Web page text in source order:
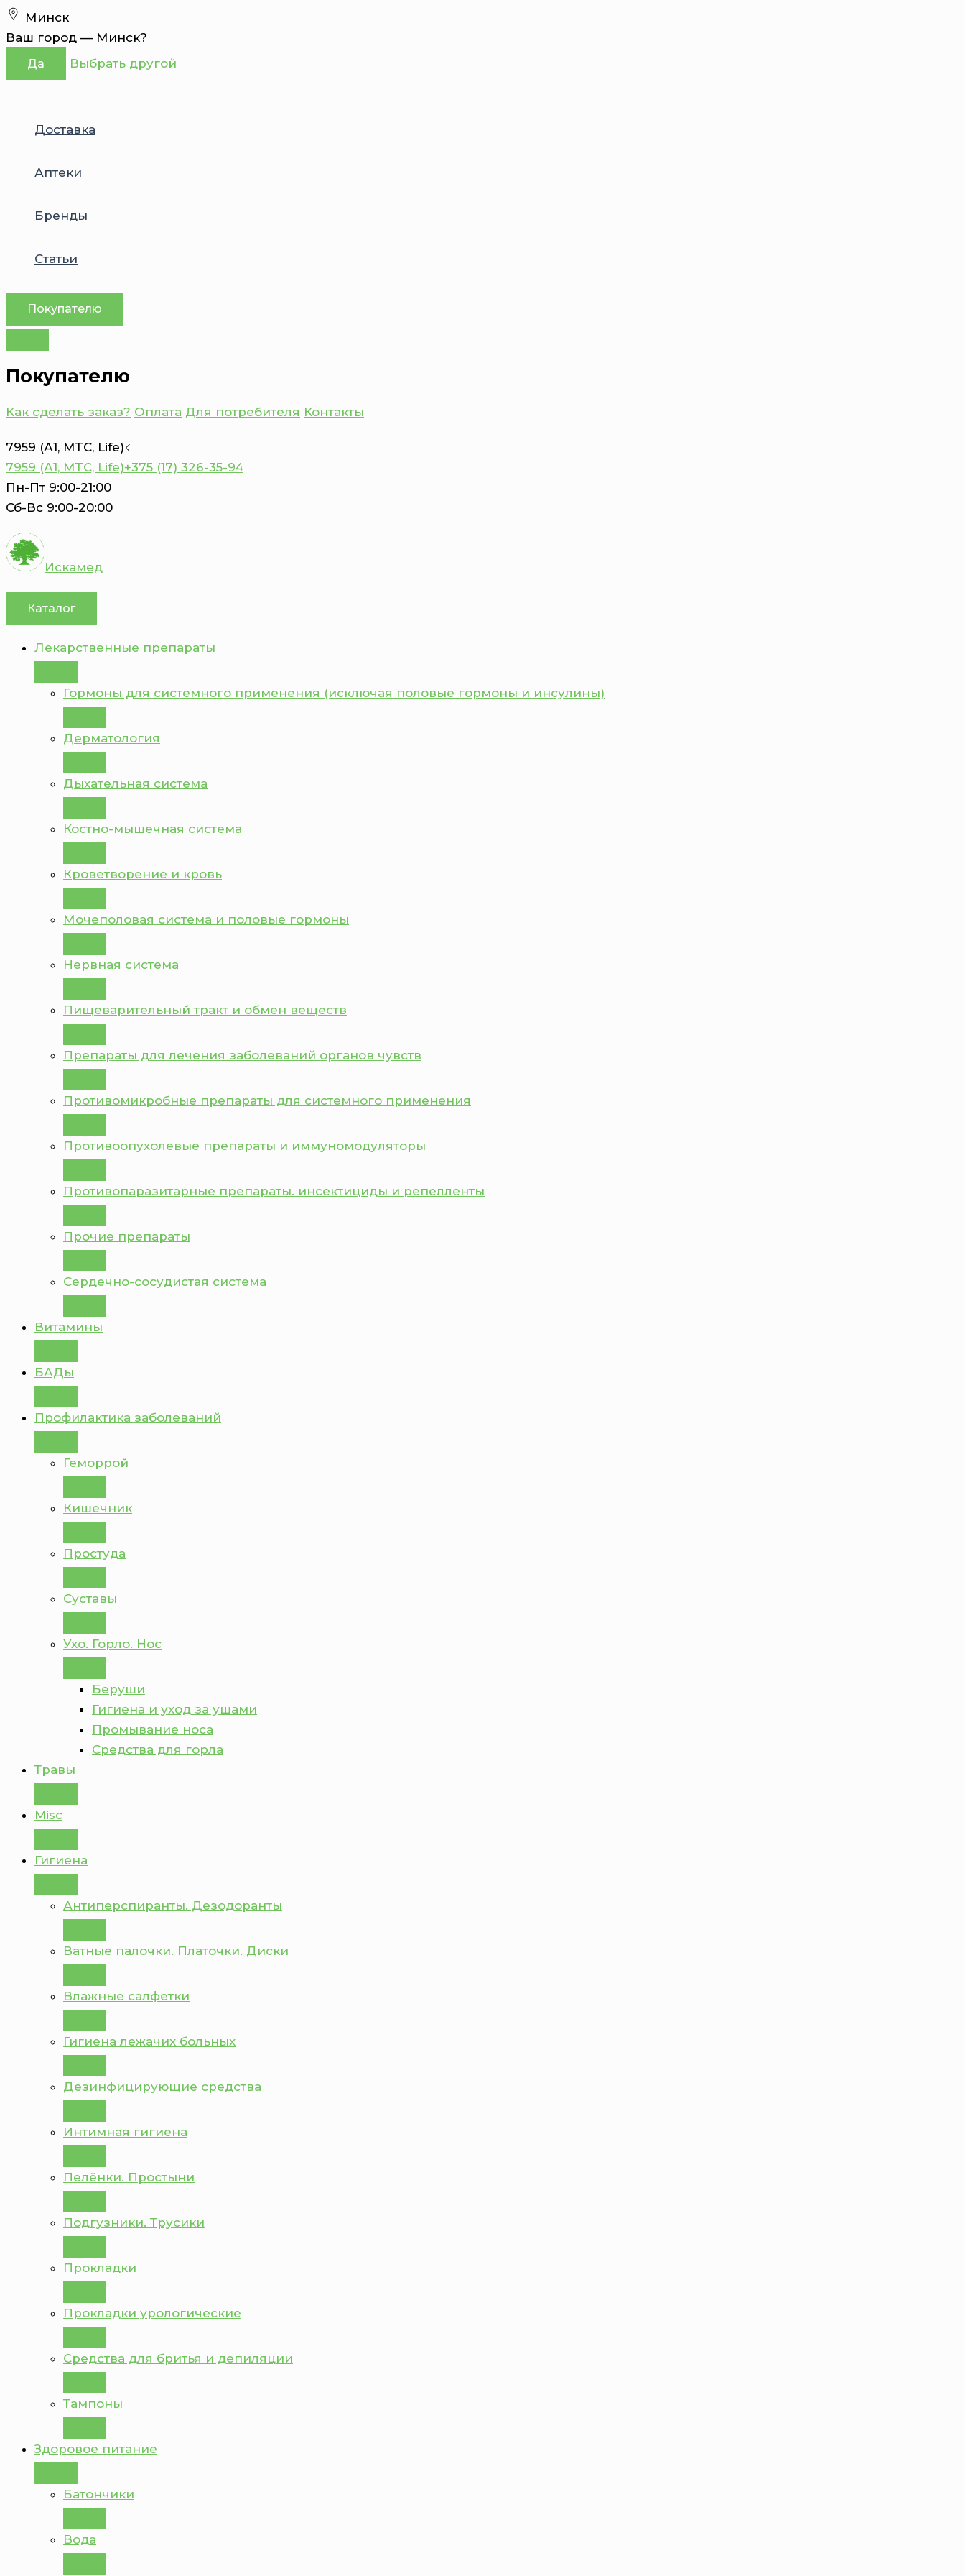
Перейти
к
содержимому
Минск
Ваш город — Минск?
Да Выбрать другой
Доставка
Аптеки
Бренды
Статьи
Покупателю
Покупателю
Как сделать заказ? Оплата Для потребителя Контакты
7959 (А1, MTC, Life)
7959 (А1, MTC, Life)+375 (17) 326-35-94
Пн-Пт 9:00-21:00
Сб-Вс 9:00-20:00
Искамед
Каталог
Лекарственные препараты
Гормоны для системного применения (исключая половые гормоны и инсулины)
Дерматология
Дыхательная система
Костно-мышечная система
Кроветворение и кровь
Мочеполовая система и половые гормоны
Нервная система
Пищеварительный тракт и обмен веществ
Препараты для лечения заболеваний органов чувств
Противомикробные препараты для системного применения
Противоопухолевые препараты и иммуномодуляторы
Противопаразитарные препараты. инсектициды и репелленты
Прочие препараты
Сердечно-сосудистая система
Витамины
БАДы
Профилактика заболеваний
Геморрой
Кишечник
Простуда
Суставы
Ухо. Горло. Нос
Беруши
Гигиена и уход за ушами
Промывание носа
Средства для горла
Травы
Misc
Гигиена
Антиперспиранты. Дезодоранты
Ватные палочки. Платочки. Диски
Влажные салфетки
Гигиена лежачих больных
Дезинфицирующие средства
Интимная гигиена
Пелёнки. Простыни
Подгузники. Трусики
Прокладки
Прокладки урологические
Средства для бритья и депиляции
Тампоны
Здоровое питание
Батончики
Вода